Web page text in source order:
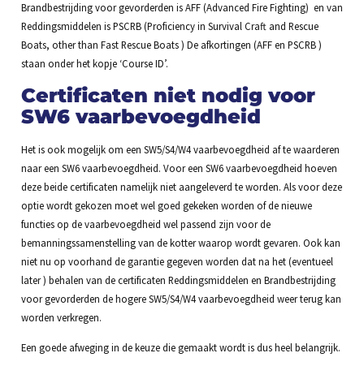
Brandbestrijding voor gevorderden is AFF (Advanced Fire Fighting) en van
Reddingsmiddelen is PSCRB (Proficiency in Survival Craft and Rescue
Boats, other than Fast Rescue Boats ) De afkortingen (AFF en PSCRB )
staan onder het kopje ‘Course ID’.
Certificaten niet nodig voor
SW6 vaarbevoegdheid
Het is ook mogelijk om een SW5/S4/W4 vaarbevoegdheid af te waarderen
naar een SW6 vaarbevoegdheid. Voor een SW6 vaarbevoegdheid hoeven
deze beide certificaten namelijk niet aangeleverd te worden. Als voor deze
optie wordt gekozen moet wel goed gekeken worden of de nieuwe
functies op de vaarbevoegdheid wel passend zijn voor de
bemanningssamenstelling van de kotter waarop wordt gevaren. Ook kan
niet nu op voorhand de garantie gegeven worden dat na het (eventueel
later ) behalen van de certificaten Reddingsmiddelen en Brandbestrijding
voor gevorderden de hogere SW5/S4/W4 vaarbevoegdheid weer terug kan
worden verkregen.
Een goede afweging in de keuze die gemaakt wordt is dus heel belangrijk.